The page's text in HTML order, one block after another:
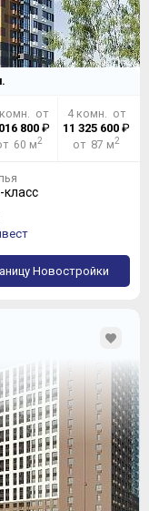
от
800₽
60 м2
4 комн. от
11 325 600₽
от 87 м2
Новостройки